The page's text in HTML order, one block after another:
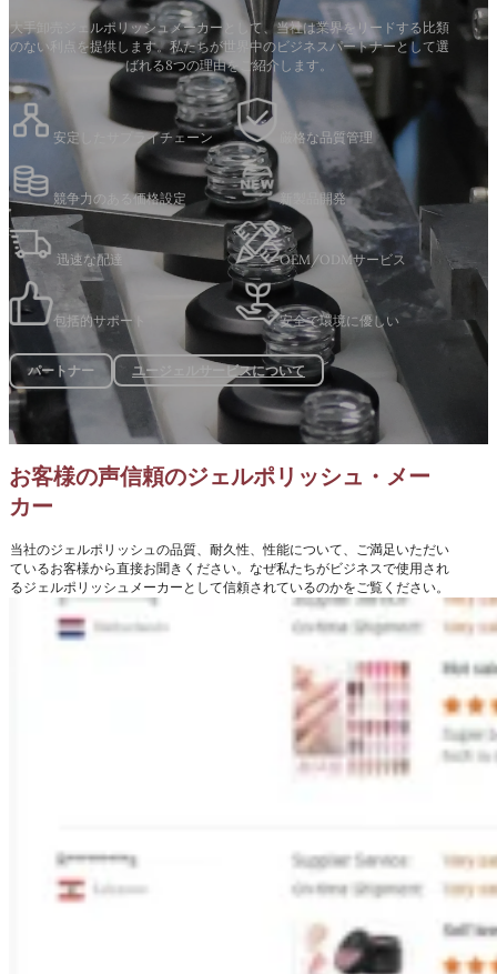
大手卸売ジェルポリッシュメーカーとして、当社は業界をリードする比類
のない利点を提供します。私たちが世界中のビジネスパートナーとして選
ばれる8つの理由をご紹介します。
安定したサプライチェーン 厳格な品質管理
競争力のある価格設定 新製品開発
迅速な配達 OEM/ODMサービス
包括的サポート 安全で環境に優しい
パートナー ユージェルサービスについて
お客様の声信頼のジェルポリッシュ・メー
カー
当社のジェルポリッシュの品質、耐久性、性能について、ご満足いただい
ているお客様から直接お聞きください。なぜ私たちがビジネスで使用され
るジェルポリッシュメーカーとして信頼されているのかをご覧ください。